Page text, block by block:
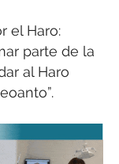
el Haro:
parte de la
al Haro